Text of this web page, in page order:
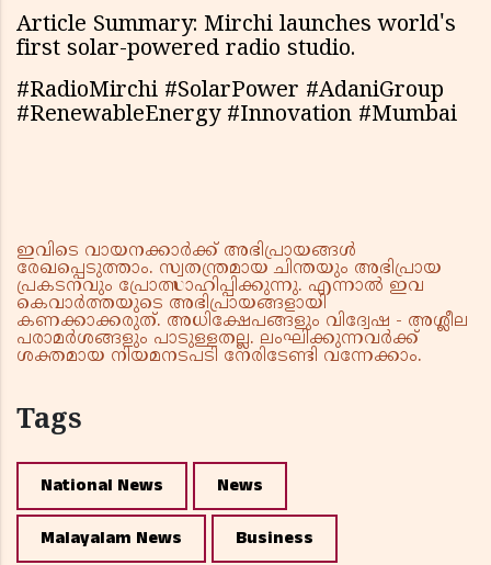
Article Summary: Mirchi launches world's
first solar-powered radio studio.
#RadioMirchi #SolarPower #AdaniGroup
#RenewableEnergy #Innovation #Mumbai
ഇവിടെ വായനക്കാർക്ക് അഭിപ്രായങ്ങൾ
രേഖപ്പെടുത്താം. സ്വതന്ത്രമായ ചിന്തയും അഭിപ്രായ
പ്രകടനവും പ്രോത്സാഹിപ്പിക്കുന്നു. എന്നാൽ ഇവ
കെവാർത്തയുടെ അഭിപ്രായങ്ങളായി
കണക്കാക്കരുത്. അധിക്ഷേപങ്ങളും വിദ്വേഷ - അശ്ലീല
പരാമർശങ്ങളും പാടുള്ളതല്ല. ലംഘിക്കുന്നവർക്ക്
ശക്തമായ നിയമനടപടി നേരിടേണ്ടി വന്നേക്കാം.
Tags
National News News
Malayalam News Business